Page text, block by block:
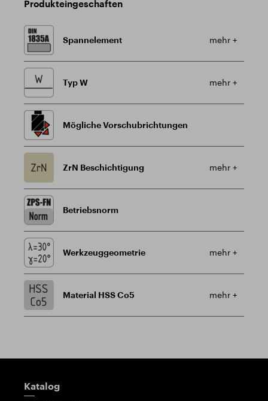
Produkteingeschaften
Spannelement mehr +
Typ W mehr +
Mögliche Vorschubrichtungen
ZrN Beschichtigung mehr +
Betriebsnorm
Werkzeuggeometrie mehr +
Material HSS Co5 mehr +
Wegweiser
Katalog